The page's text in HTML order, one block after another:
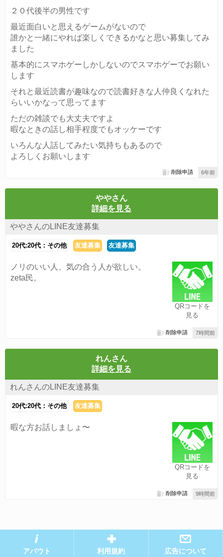
２０代後半の男性です
最近面白いと思えるゲームがないので
誰かと一緒にやれば楽しくできるかなと思い募集してみ
ました
基本的にスマホゲーしかしないのでスマホゲーでお願い
します
それと最近読書が趣味なので読書好きな人仲良くなれた
らいいかなって思ってます
ただの雑談でも大丈夫ですよ
暇なときの話し相手程度でもオッケーです
いろんな人話してみたい気持ちもあるので
よろしくお願いします
6年前
削除申請
ややさん
詳細を見る
ややさんのLINE友達募集
20代:20代：その他 友達募集 友達募集
QRコードを
見る
ノリのいい人、気の合う人が欲しい。
zeta民。
7時間前
削除申請
れんさん
詳細を見る
れんさんのLINE友達募集
20代:20代：その他 友達募集
QRコードを
見る
暇な方お話しましょ〜
9時間前
削除申請
アバウト 利用規約 広告について